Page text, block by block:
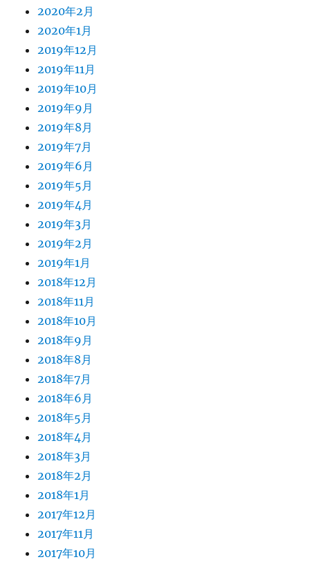
2020年2月
2020年1月
2019年12月
2019年11月
2019年10月
2019年9月
2019年8月
2019年7月
2019年6月
2019年5月
2019年4月
2019年3月
2019年2月
2019年1月
2018年12月
2018年11月
2018年10月
2018年9月
2018年8月
2018年7月
2018年6月
2018年5月
2018年4月
2018年3月
2018年2月
2018年1月
2017年12月
2017年11月
2017年10月